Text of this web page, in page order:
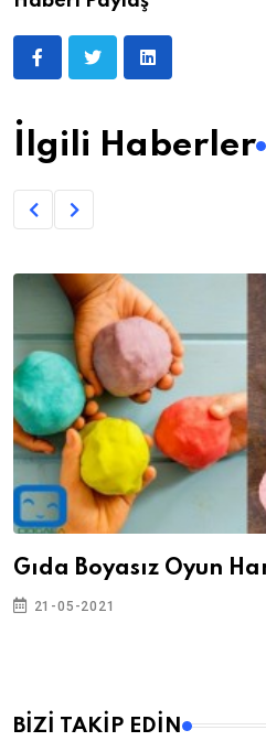
İlgili Haberler
Gıda Boyasız Oyun
21-05-2021
BİZİ TAKİP EDİN